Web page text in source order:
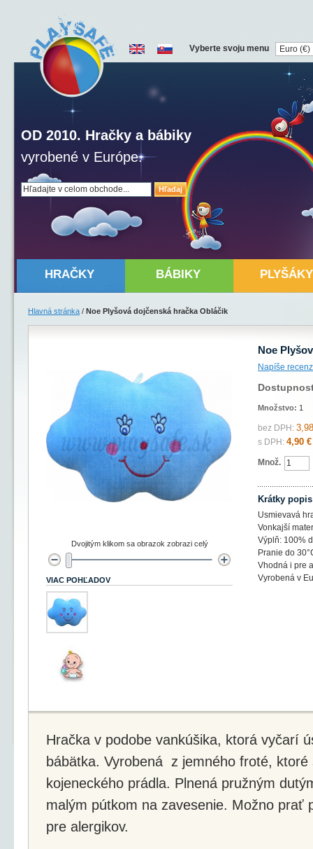
Hľadaj
OD 2010. Hračky a bábiky
vyrobené v Európe.
Vyberte svoju menu
HRAČKY BÁBIKY PLYŠÁKY
Hlavná stránka / Noe Plyšová dojčenská hračka Obláčik
Noe
Napíše
Množstvo: 1
bez DPH:
s DPH: 4,90 €
Množ.
Krátky popis
Usmievavá
Vonkajší
Výplň: 100%
Pranie do
Vhodná i pre
Vyrobená v
Dvojitým klikom sa obrazok zobrazi celý
VIAC POHĽADOV
Hračka v podobe vankúšika, ktorá vyčarí
bábätka. Vyrobená z jemného froté,
kojeneckého prádla. Plnená pružným
malým pútkom na zavesenie. Možno prať
pre alergikov.